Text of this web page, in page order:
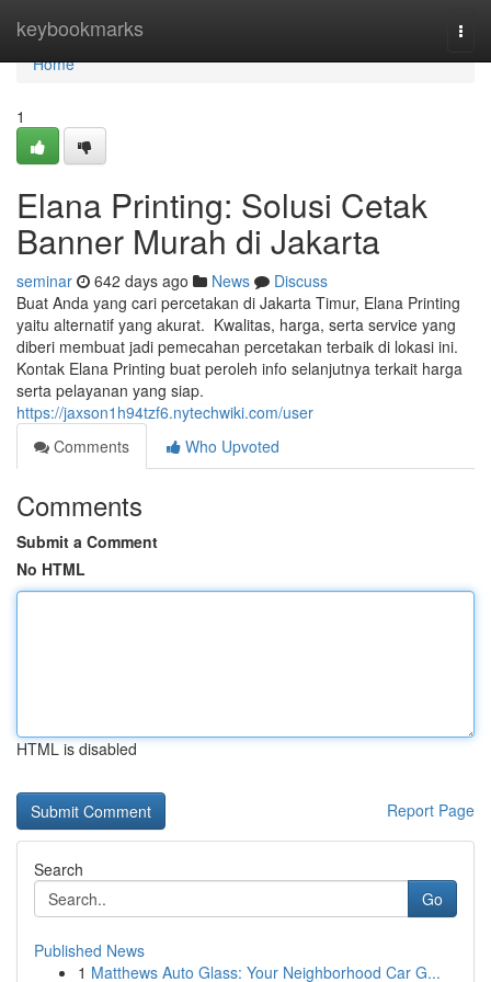
keybookmarks
Home
Home
1
Elana Printing: Solusi Cetak
Banner Murah di Jakarta
seminar 642 days ago News
Discuss
Buat Anda yang cari percetakan di Jakarta Timur, Elana Printing
yaitu alternatif yang akurat. Kwalitas, harga, serta service yang
diberi membuat jadi pemecahan percetakan terbaik di lokasi ini.
Kontak Elana Printing buat peroleh info selanjutnya terkait harga
serta pelayanan yang siap.
https://jaxson1h94tzf6.nytechwiki.com/user
Comments
Who Upvoted
Comments
Submit a Comment
No HTML
HTML is disabled
Report Page
Search
Go
Published News
1 Matthews Auto Glass: Your Neighborhood Car G...